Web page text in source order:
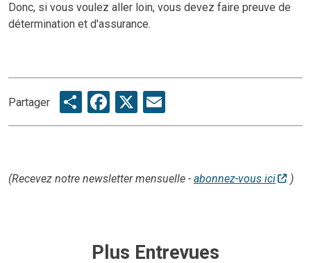
Donc, si vous voulez aller loin, vous devez faire preuve de
détermination et d'assurance.
Partager ShareFacebook
X
(Recevez notre newsletter mensuelle - abonnez-vous ici )
Plus Entrevues